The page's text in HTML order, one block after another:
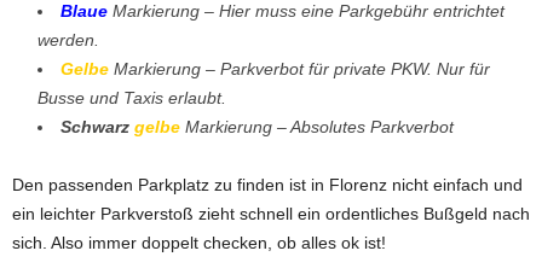
Blaue Markierung – Hier muss eine Parkgebühr entrichtet
werden.
Gelbe Markierung – Parkverbot für private PKW. Nur für
Busse und Taxis erlaubt.
Schwarz gelbe Markierung – Absolutes Parkverbot
Den passenden Parkplatz zu finden ist in Florenz nicht einfach und
ein leichter Parkverstoß zieht schnell ein ordentliches Bußgeld nach
sich. Also immer doppelt checken, ob alles ok ist!